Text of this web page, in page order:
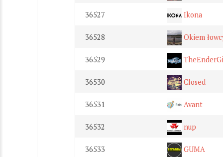
36527 Ikona
36528 Okiem
36529
36530 Closed
36531 Avant
36532 nup
36533 GUMA